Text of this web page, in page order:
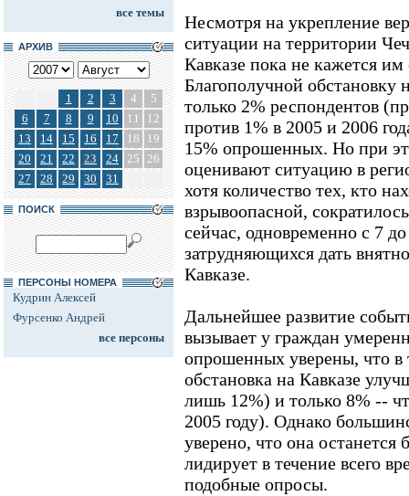
все темы
АРХИВ
1 2 3 4
5
6
7 8 9 10 11
12
13
14 15 16 17 18
19
20
21 22 23 24 25 26
27
28 29 30 31
ПОИСК
ПЕРСОНЫ НОМЕРА
Кудрин Алексей
Фурсенко Андрей
все персоны
Несмотря на укрепление
ситуации на территории
Кавказе пока не кажется
Благополучной обстановку
только 2% респондентов
против 1% в 2005 и 2006
15% опрошенных. Но при
оценивают ситуацию в
хотя количество тех, кто
взрывоопасной,
сейчас, одновременно с 7
затрудняющихся дать
Кавказе.
Дальнейшее развитие
вызывает у граждан
опрошенных уверены, что в
обстановка на Кавказе
лишь 12%) и только 8% --
2005 году). Однако
уверено, что она останется
лидирует в течение всего
подобные опросы.